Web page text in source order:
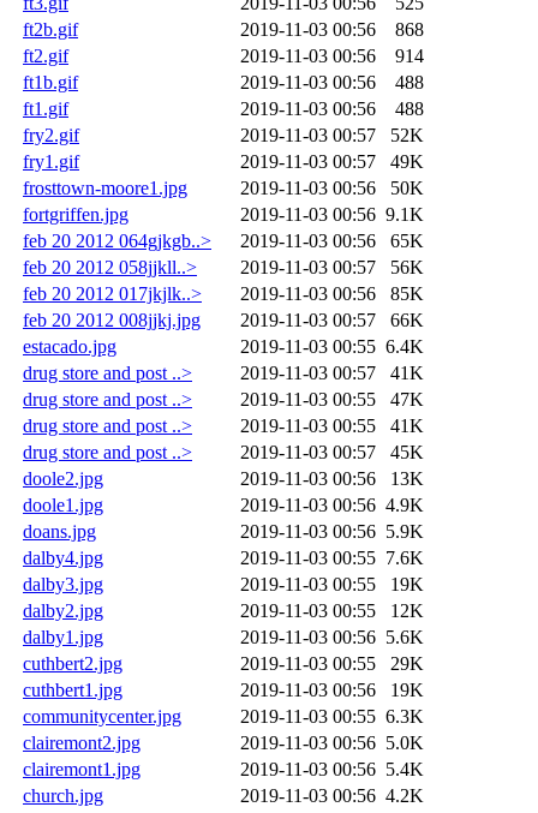
ft2b.gif
2019-11-03 00:56
868
ft2.gif
2019-11-03 00:56
914
ft1b.gif
2019-11-03 00:56
488
ft1.gif
2019-11-03 00:56
488
fry2.gif
2019-11-03 00:57
52K
fry1.gif
2019-11-03 00:57
49K
frosttown-moore1.jpg
2019-11-03 00:56
50K
fortgriffen.jpg
2019-11-03 00:56 9.1K
feb 20 2012 064gjkgb..>
2019-11-03 00:56
65K
feb 20 2012 058jjkll..>
2019-11-03 00:57
56K
feb 20 2012 017jkjlk..>
2019-11-03 00:56
85K
feb 20 2012 008jjkj.jpg
2019-11-03 00:57
66K
estacado.jpg
2019-11-03 00:55 6.4K
drug store and post ..>
2019-11-03 00:57
41K
drug store and post ..>
2019-11-03 00:55
47K
drug store and post ..>
2019-11-03 00:55
41K
drug store and post ..>
2019-11-03 00:57
45K
doole2.jpg
2019-11-03 00:56
13K
doole1.jpg
2019-11-03 00:56 4.9K
doans.jpg
2019-11-03 00:56 5.9K
dalby4.jpg
2019-11-03 00:55 7.6K
dalby3.jpg
2019-11-03 00:55
19K
dalby2.jpg
2019-11-03 00:55
12K
dalby1.jpg
2019-11-03 00:56 5.6K
cuthbert2.jpg
2019-11-03 00:55
29K
cuthbert1.jpg
2019-11-03 00:56
19K
communitycenter.jpg
2019-11-03 00:55 6.3K
clairemont2.jpg
2019-11-03 00:56 5.0K
clairemont1.jpg
2019-11-03 00:56 5.4K
church.jpg
2019-11-03 00:56 4.2K